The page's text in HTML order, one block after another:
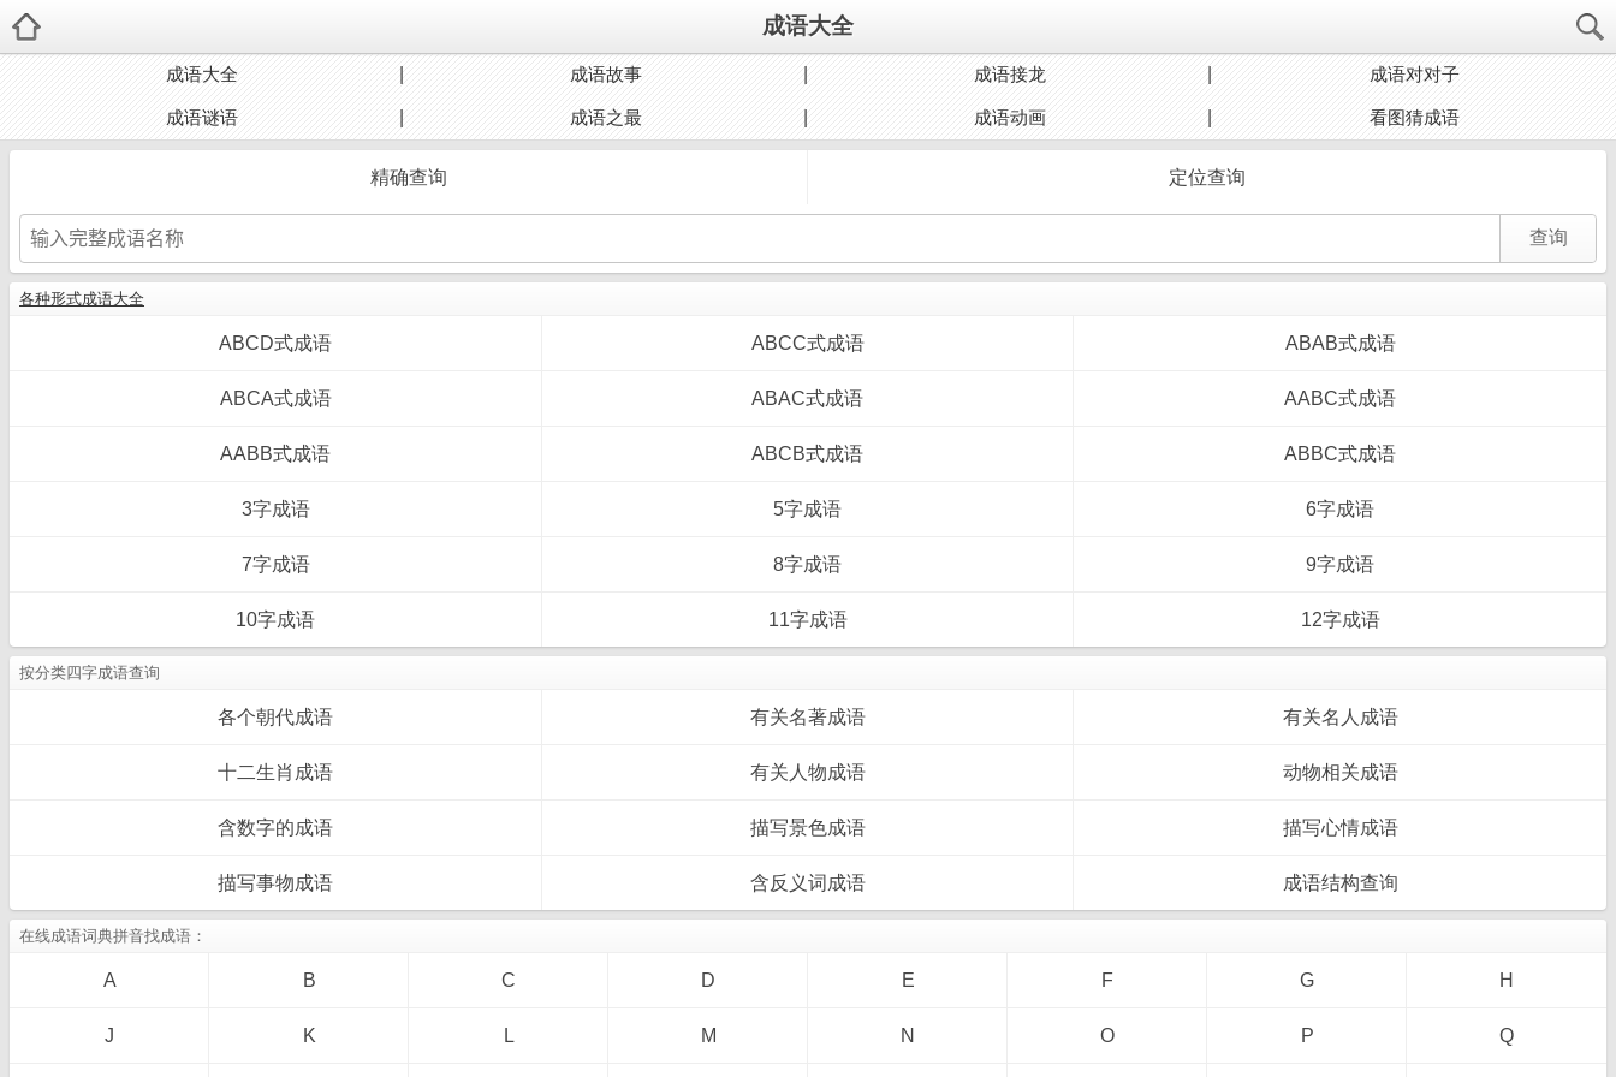
成语大全
成语大全 成语故事 成语接龙 成语对对子
成语谜语 成语之最 成语动画 看图猜成语
精确查询 定位查询
各种形式成语大全
ABCD式成语 ABCC式成语 ABAB式成语
ABCA式成语 ABAC式成语 AABC式成语
AABB式成语 ABCB式成语 ABBC式成语
3字成语 5字成语 6字成语
7字成语 8字成语 9字成语
10字成语 11字成语 12字成语
按分类四字成语查询
各个朝代成语 有关名著成语 有关名人成语
十二生肖成语 有关人物成语 动物相关成语
含数字的成语 描写景色成语 描写心情成语
描写事物成语 含反义词成语 成语结构查询
在线成语词典拼音找成语：
A B C D E F G H
J K L M N O P Q